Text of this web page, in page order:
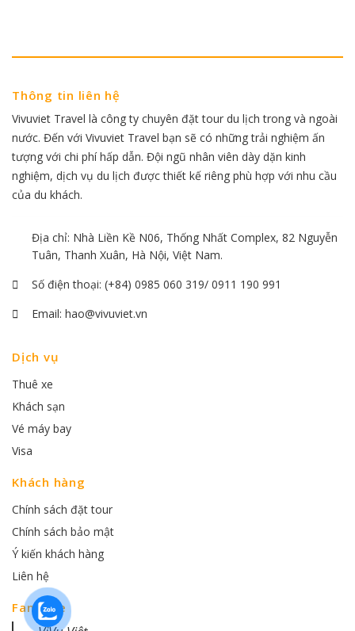
Thông tin liên hệ
Vivuviet Travel là công ty chuyên đặt tour du lịch trong và ngoài
nước. Đến với Vivuviet Travel bạn sẽ có những trải nghiệm ấn
tượng với chi phí hấp dẫn. Đội ngũ nhân viên dày dặn kinh
nghiệm, dịch vụ du lịch được thiết kế riêng phù hợp với nhu cầu
của du khách.
Địa chỉ: Nhà Liền Kề N06, Thống Nhất Complex, 82 Nguyễn
Tuân, Thanh Xuân, Hà Nội, Việt Nam.
Số điện thoại: (+84) 0985 060 319/ 0911 190 991
Email: hao@vivuviet.vn
Dịch vụ
Thuê xe
Khách sạn
Vé máy bay
Visa
Khách hàng
Chính sách đặt tour
Chính sách bảo mật
Ý kiến khách hàng
Liên hệ
Fanpage